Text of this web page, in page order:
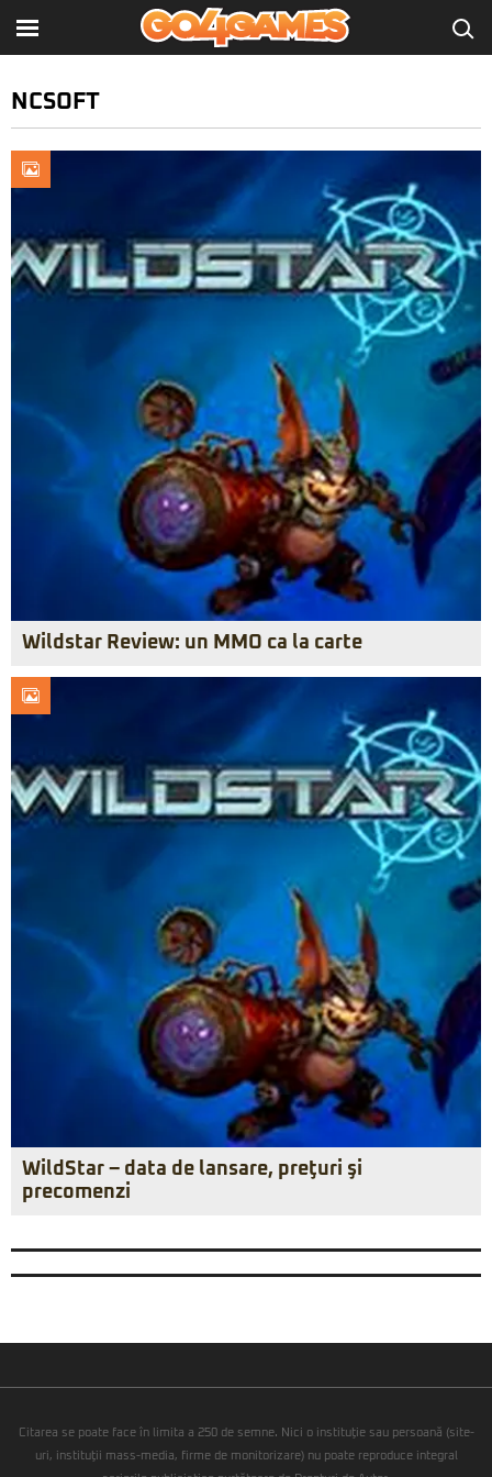
NCSOFT
Wildstar Review: un MMO ca la carte
WildStar – data de lansare, preţuri şi
precomenzi
Citarea se poate face în limita a 250 de semne. Nici o instituţie sau persoană (site-
uri, instituţii mass-media, firme de monitorizare) nu poate reproduce integral